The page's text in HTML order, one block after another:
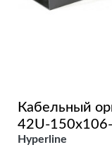
Кабельный
42U-
Hyperline